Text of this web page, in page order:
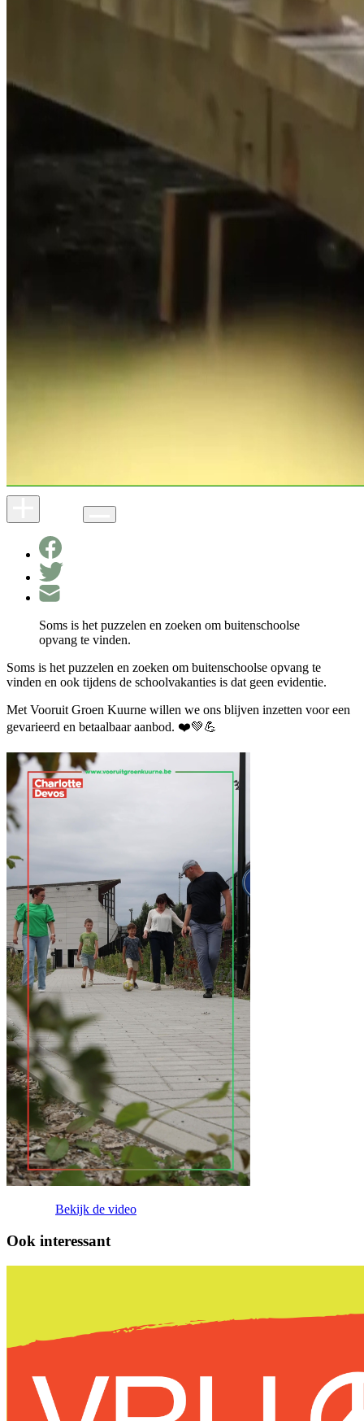
Soms is het puzzelen en zoeken om buitenschoolse
opvang te vinden.
Soms is het puzzelen en zoeken om buitenschoolse opvang te
vinden en ook tijdens de schoolvakanties is dat geen evidentie.
Met Vooruit Groen Kuurne willen we ons blijven inzetten voor een
gevarieerd en betaalbaar aanbod. ❤️💚💪
Bekijk de video
Ook interessant